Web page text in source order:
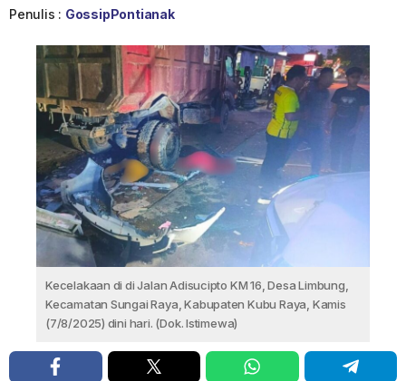
Penulis : GossipPontianak
Kecelakaan di di Jalan Adisucipto KM 16, Desa Limbung,
Kecamatan Sungai Raya, Kabupaten Kubu Raya, Kamis
(7/8/2025) dini hari. (Dok. Istimewa)